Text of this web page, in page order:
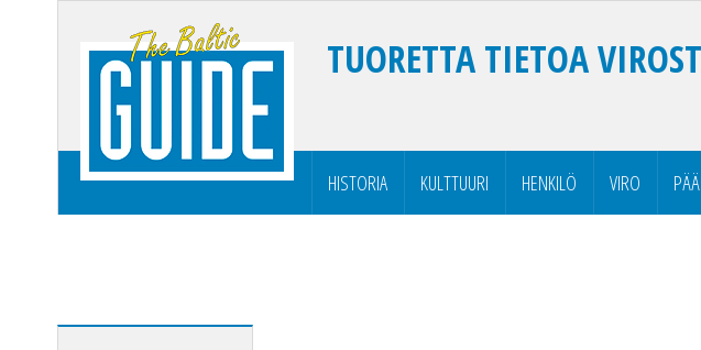
TUORETTA TIETOA
HISTORIA KULTTUURI HENKILÖ VIRO